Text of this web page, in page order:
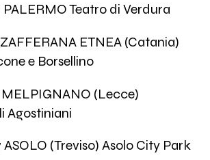
PALERMO Teatro di Verdura
ZAFFERANA ETNEA (Catania)
e Borsellino
MELPIGNANO (Lecce)
Agostiniani
ASOLO (Treviso) Asolo City Park